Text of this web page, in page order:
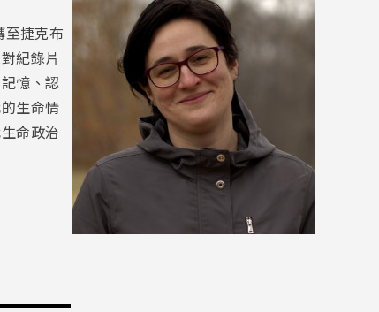
至捷克布
紀錄片
憶、認
生命情
命政治